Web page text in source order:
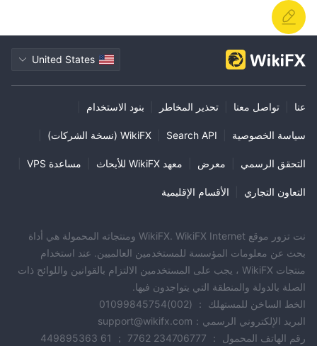
United States
عنا تواصل معنا تحذير المخاطر بنود الاستخدام
سياسة الخصوصية Search API WikiFX (نسخة الشركات)
التحقق الرسمي معرض معهد WikiFX للأبحاث مساعدة VPS
التعاون التجاري الأقسام الإقليمية
نت تزور موقع WikiFX. WikiFX Internet ومنتجاته المحمولة هي أداة
بحث عن معلومات المؤسسة للمستخدمين العالميين. عند استخدام
منتجات WikiFX ، يجب على المستخدمين الالتزام بالقوانين واللوائح ذات
الصلة بالدولة والمنطقة التي يتواجدون فيها.
الخط الساخن للمستهلك ： (002)01099845754
البريد الإلكتروني الرسمي：support@wikifx.com
رقم الهاتف المحمول ： 234706777 7762 ； 61 449895363